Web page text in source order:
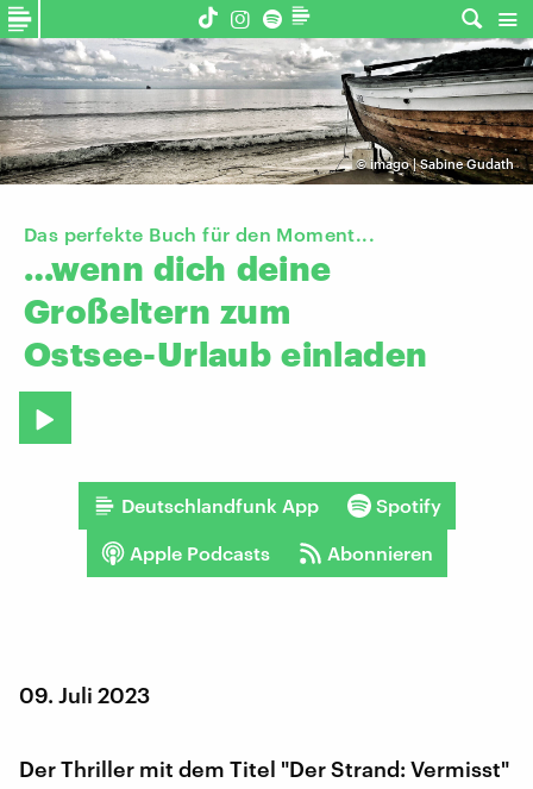
©imago | Sabine Gudath
Das perfekte Buch für den Moment...
…wenn dich deine
Großeltern zum
Ostsee-Urlaub einladen
Deutschlandfunk App Spotify
Apple Podcasts Abonnieren
09. Juli 2023
Der Thriller mit dem Titel "Der Strand: Vermisst"